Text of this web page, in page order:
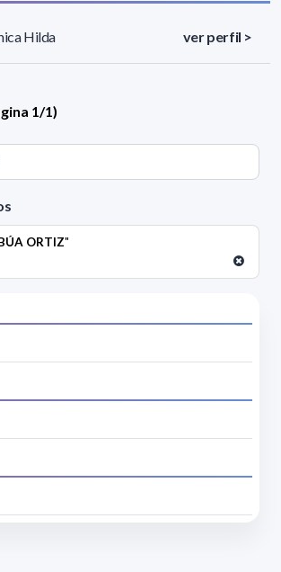
ORTIZ"
Hilda ver perfil >
1/1)